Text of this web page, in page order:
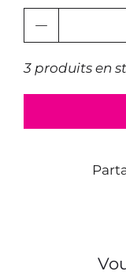
3 produits en